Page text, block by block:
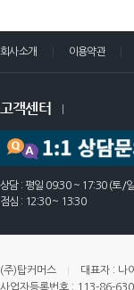
회사소개 이용약관
고객센터
상담 : 평일 09:30 ~ 17:30 (토/
점심 : 12:30 ~ 13:30
(주)탑커머스 대표자 : 나
사업자등록번호 : 113-86-